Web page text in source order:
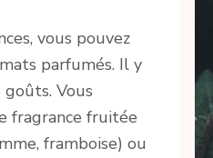
vous pouvez
parfumés. Il y
Vous
fragrance fruitée
framboise) ou